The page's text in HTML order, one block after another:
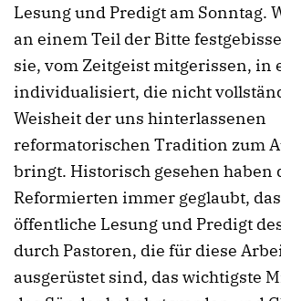
Lesung und Predigt am Sonntag.
an einem Teil der Bitte
sie, vom Zeitgeist mitgerissen, in
individualisiert, die nicht
Weisheit der uns hinterlassenen
reformatorischen Tradition zum
bringt. Historisch gesehen haben
Reformierten immer geglaubt,
öffentliche Lesung und Predigt
durch Pastoren, die für diese
ausgerüstet sind, das wichtigste